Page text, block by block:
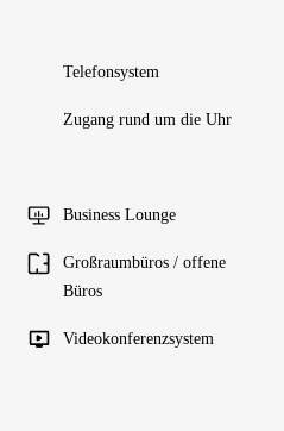
Telefonsystem
Zugang rund um die Uhr
Business Lounge
Großraumbüros / offene
Büros
Videokonferenzsystem